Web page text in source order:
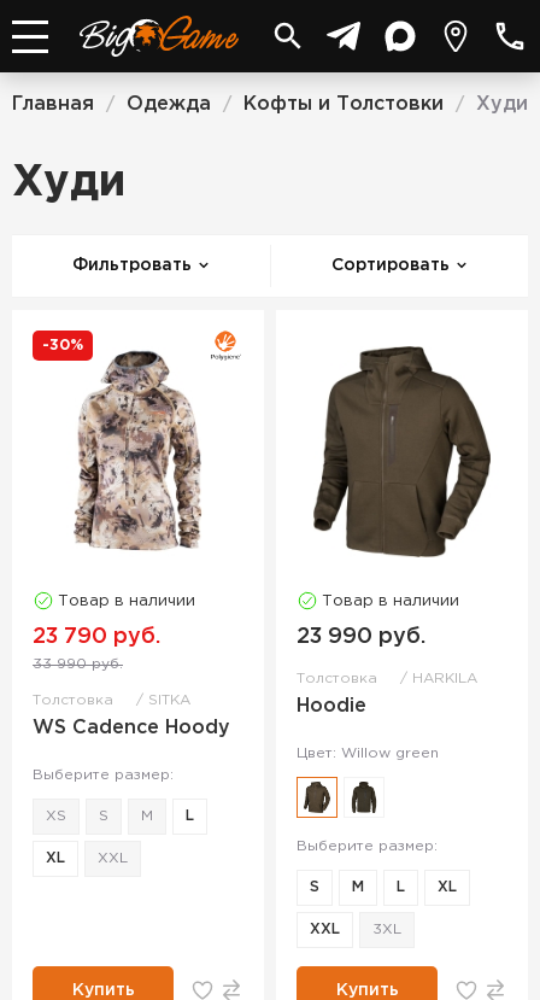
Главная / Одежда / Кофты и Толстовки / Худи
Худи
Фильтровать Сортировать
-30%
Товар в наличии
23 790 руб.
33 990 руб.
Толстовка SITKA
WS Cadence Hoody
Выберите размер:
XS S M L
XL XXL
Купить
Товар в наличии
23 990 руб.
Толстовка HARKILA
Hoodie
Цвет: Willow green
Выберите размер:
S M L XL
XXL 3XL
Купить